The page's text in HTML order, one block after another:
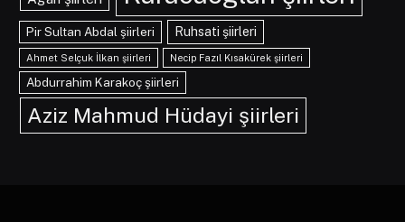
Pir Sultan Abdal şiirleri Ruhsati şiirleri
Ahmet Selçuk İlkan şiirleri Necip Fazıl Kısakürek şiirleri
Abdurrahim Karakoç şiirleri
Aziz Mahmud Hüdayi şiirleri